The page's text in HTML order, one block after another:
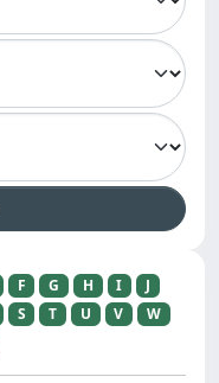
F G H I
J
S T U V
W